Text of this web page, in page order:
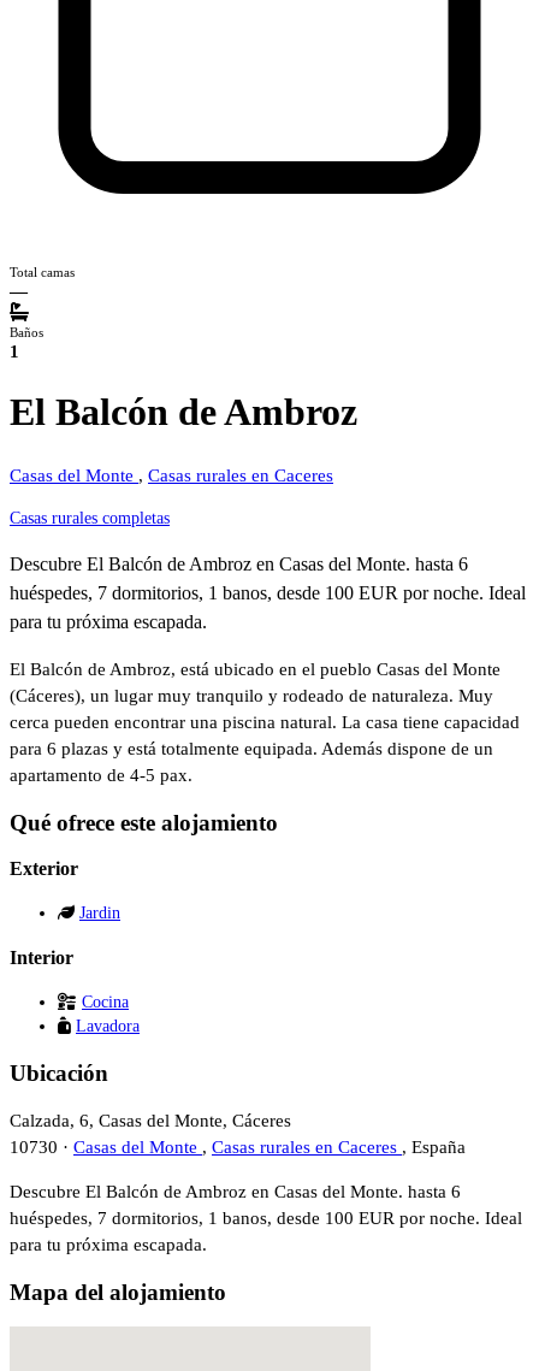
Total camas
—
Baños
1
El Balcón de Ambroz
Casas del Monte , Casas rurales en Caceres
Casas rurales completas
Descubre El Balcón de Ambroz en Casas del Monte. hasta 6
huéspedes, 7 dormitorios, 1 banos, desde 100 EUR por noche. Ideal
para tu próxima escapada.
El Balcón de Ambroz, está ubicado en el pueblo Casas del Monte
(Cáceres), un lugar muy tranquilo y rodeado de naturaleza. Muy
cerca pueden encontrar una piscina natural. La casa tiene capacidad
para 6 plazas y está totalmente equipada. Además dispone de un
apartamento de 4-5 pax.
Qué ofrece este alojamiento
Exterior
Jardin
Interior
Cocina
Lavadora
Ubicación
Calzada, 6, Casas del Monte, Cáceres
10730 · Casas del Monte , Casas rurales en Caceres , España
Descubre El Balcón de Ambroz en Casas del Monte. hasta 6
huéspedes, 7 dormitorios, 1 banos, desde 100 EUR por noche. Ideal
para tu próxima escapada.
Mapa del alojamiento